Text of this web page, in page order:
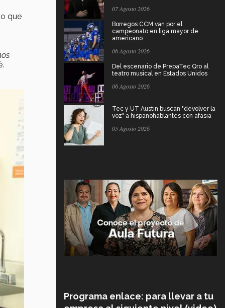
que
07 Agosto 2026
Borregos CCM van por el
campeonato en liga mayor de
americano
06 Agosto 2026
Del escenario de PrepaTec Qro al
teatro musical en Estados Unidos
06 Agosto 2026
Tec y UT Austin buscan "devolver la
voz" a hispanohablantes con afasia
05 Agosto 2026
Programa enlace: para llevar a tu